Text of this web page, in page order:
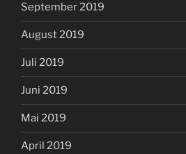
September 2019
August 2019
Juli 2019
Juni 2019
Mai 2019
April 2019